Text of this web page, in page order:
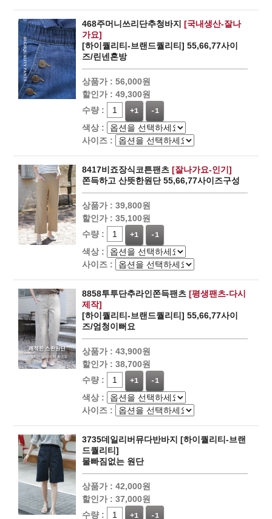
468주머니쓰리단추청바지 [국내생산-잘나
가요]
[하이퀄리티-브랜드퀄리티] 55,66,77사이
즈/린넨혼방
상품가 : 56,000원
할인가 : 49,300원
수량 :
+1 -1
색상 :
사이즈 :
8417비죠장식코튼팬츠 [잘나가요-인기]
쫀득하고 산뜻한원단 55,66,77사이즈구성
상품가 : 39,800원
할인가 : 35,100원
수량 :
+1 -1
색상 :
사이즈 :
8858투투단추라인쫀득팬츠 [평생팬츠-다시
제작]
[하이퀄리티-브랜드퀄리티] 55,66,77사이
즈/엄청이뻐요
상품가 : 43,900원
할인가 : 38,700원
수량 :
+1 -1
색상 :
사이즈 :
3735데일리버뮤다반바지 [하이퀄리티-브랜
드퀄리티]
물빠짐없는 원단
상품가 : 42,000원
할인가 : 37,000원
수량 :
+1 -1